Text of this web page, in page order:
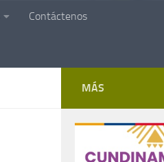
Contáctenos
MÁS